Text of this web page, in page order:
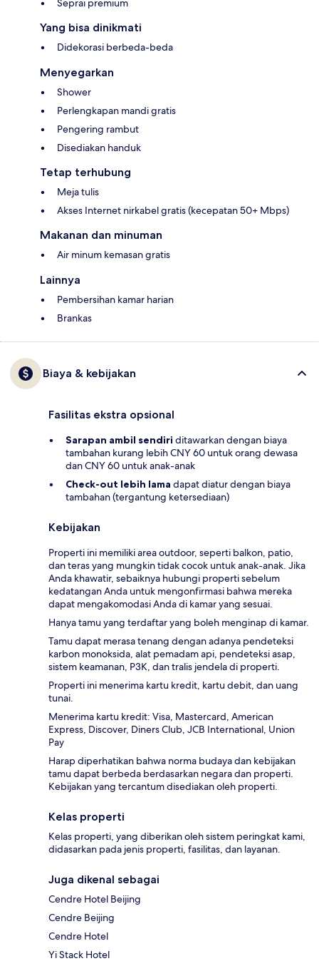
Seprai premium
Yang bisa dinikmati
Didekorasi berbeda-beda
Menyegarkan
Shower
Perlengkapan mandi gratis
Pengering rambut
Disediakan handuk
Tetap terhubung
Meja tulis
Akses Internet nirkabel gratis (kecepatan 50+ Mbps)
Makanan dan minuman
Air minum kemasan gratis
Lainnya
Pembersihan kamar harian
Brankas
Biaya & kebijakan
Fasilitas ekstra opsional
Sarapan ambil sendiri ditawarkan dengan biaya
tambahan kurang lebih CNY 60 untuk orang dewasa
dan CNY 60 untuk anak-anak
Check-out lebih lama dapat diatur dengan biaya
tambahan (tergantung ketersediaan)
Kebijakan
Properti ini memiliki area outdoor, seperti balkon, patio,
dan teras yang mungkin tidak cocok untuk anak-anak. Jika
Anda khawatir, sebaiknya hubungi properti sebelum
kedatangan Anda untuk mengonfirmasi bahwa mereka
dapat mengakomodasi Anda di kamar yang sesuai.
Hanya tamu yang terdaftar yang boleh menginap di kamar.
Tamu dapat merasa tenang dengan adanya pendeteksi
karbon monoksida, alat pemadam api, pendeteksi asap,
sistem keamanan, P3K, dan tralis jendela di properti.
Properti ini menerima kartu kredit, kartu debit, dan uang
tunai.
Menerima kartu kredit: Visa, Mastercard, American
Express, Discover, Diners Club, JCB International, Union
Pay
Harap diperhatikan bahwa norma budaya dan kebijakan
tamu dapat berbeda berdasarkan negara dan properti.
Kebijakan yang tercantum disediakan oleh properti.
Kelas properti
Kelas properti, yang diberikan oleh sistem peringkat kami,
didasarkan pada jenis properti, fasilitas, dan layanan.
Juga dikenal sebagai
Cendre Hotel Beijing
Cendre Beijing
Cendre Hotel
Yi Stack Hotel